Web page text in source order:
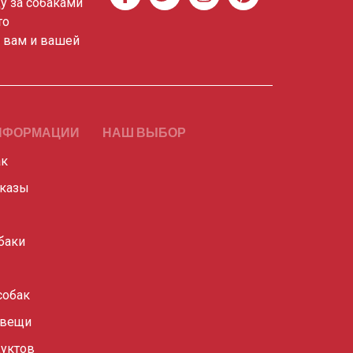
вам и вашей
НАШ ВЫБОР